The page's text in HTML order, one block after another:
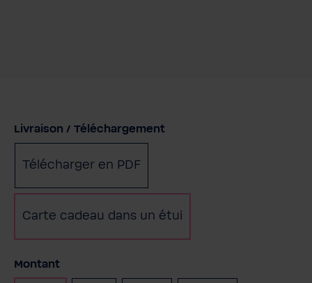
Sélectionnez
Livraison / Téléchargement
Télécharger en PDF
Carte cadeau dans un étui
Sélectionnez
Montant